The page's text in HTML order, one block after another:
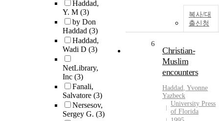
Haddad,
Y. M (3)
by Don
Haddad (3)
Haddad,
Wadi D (3)
NetLibrary,
Inc (3)
Fanali,
Salvatore (3)
Nersesov,
Sergey G. (3)
복사/대
출신청
6
Christian-
Muslim
encounters
Haddad, Yvonne
Yazbeck
University Press
of Florida